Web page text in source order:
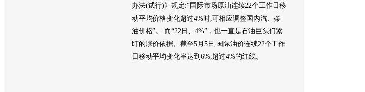
办法(试行)》规定:“国际市场原油连续22个工作日移
动平均价格变化超过4%时,可相应调整国内汽、柴
油价格”。 而“22日、4%”，也一直是石油巨头们紧
盯的涨价依据。截至5月5日,国际油价连续22个工作
日移动平均变化率达到6%,超过4%的红线。